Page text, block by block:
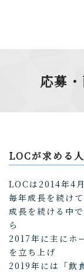
応募
LOCが求める
LOCは2014年4
毎年成長を続けて
成長を続ける中
ら
2017年に主にホ
を立ち上げ
2019年には「飲